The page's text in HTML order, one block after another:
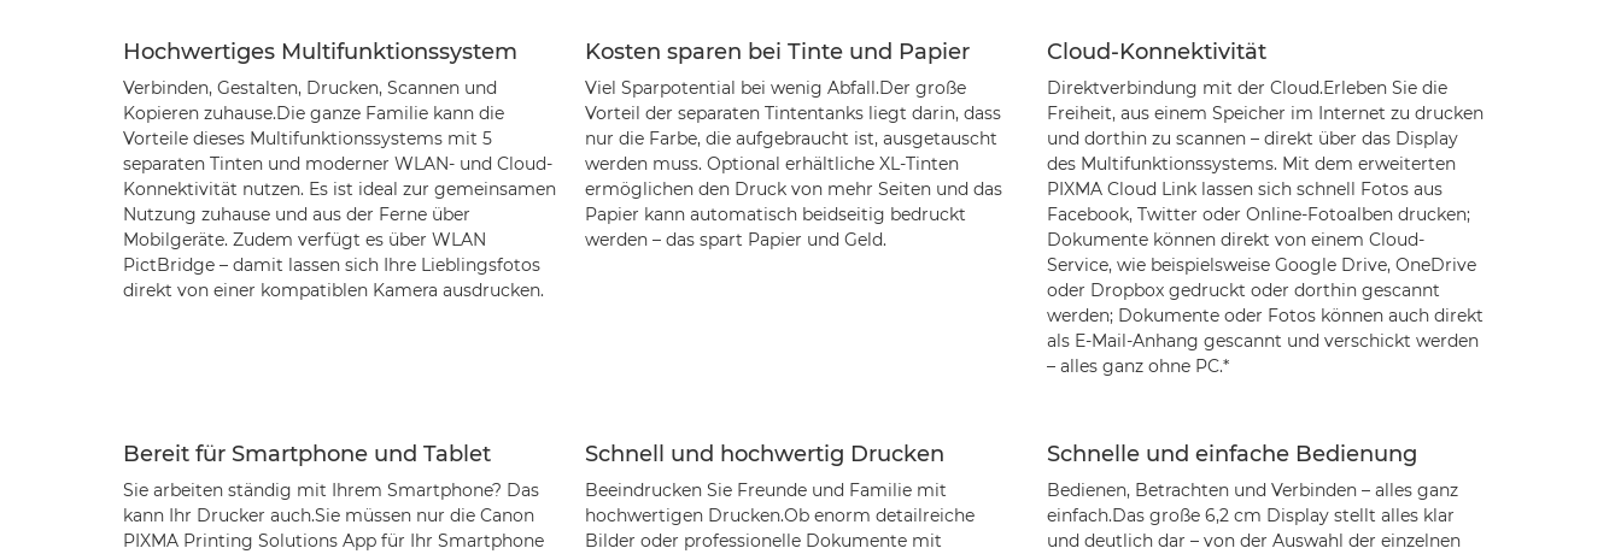
Hochwertiges Multifunktionssystem
Verbinden, Gestalten, Drucken, Scannen und
Kopieren zuhause.Die ganze Familie kann die
Vorteile dieses Multifunktionssystems mit 5
separaten Tinten und moderner WLAN- und Cloud-
Konnektivität nutzen. Es ist ideal zur gemeinsamen
Nutzung zuhause und aus der Ferne über
Mobilgeräte. Zudem verfügt es über WLAN
PictBridge – damit lassen sich Ihre Lieblingsfotos
direkt von einer kompatiblen Kamera ausdrucken.
Kosten sparen bei Tinte und Papier
Viel Sparpotential bei wenig Abfall.Der große
Vorteil der separaten Tintentanks liegt darin, dass
nur die Farbe, die aufgebraucht ist, ausgetauscht
werden muss. Optional erhältliche XL-Tinten
ermöglichen den Druck von mehr Seiten und das
Papier kann automatisch beidseitig bedruckt
werden – das spart Papier und Geld.
Cloud-Konnektivität
Direktverbindung mit der Cloud.Erleben Sie die
Freiheit, aus einem Speicher im Internet zu drucken
und dorthin zu scannen – direkt über das Display
des Multifunktionssystems. Mit dem erweiterten
PIXMA Cloud Link lassen sich schnell Fotos aus
Facebook, Twitter oder Online-Fotoalben drucken;
Dokumente können direkt von einem Cloud-
Service, wie beispielsweise Google Drive, OneDrive
oder Dropbox gedruckt oder dorthin gescannt
werden; Dokumente oder Fotos können auch direkt
als E-Mail-Anhang gescannt und verschickt werden
– alles ganz ohne PC.*
Bereit für Smartphone und Tablet
Sie arbeiten ständig mit Ihrem Smartphone? Das
kann Ihr Drucker auch.Sie müssen nur die Canon
PIXMA Printing Solutions App für Ihr Smartphone
Schnell und hochwertig Drucken
Beeindrucken Sie Freunde und Familie mit
hochwertigen Drucken.Ob enorm detailreiche
Bilder oder professionelle Dokumente mit
Schnelle und einfache Bedienung
Bedienen, Betrachten und Verbinden – alles ganz
einfach.Das große 6,2 cm Display stellt alles klar
und deutlich dar – von der Auswahl der einzelnen